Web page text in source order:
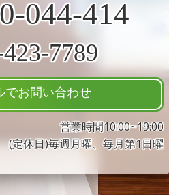
044-414
7789
でお問い合わせ
営業時間10:00~19:00
(定休日)毎週月曜、毎月第1日曜